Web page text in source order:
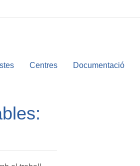
Centres Documentació